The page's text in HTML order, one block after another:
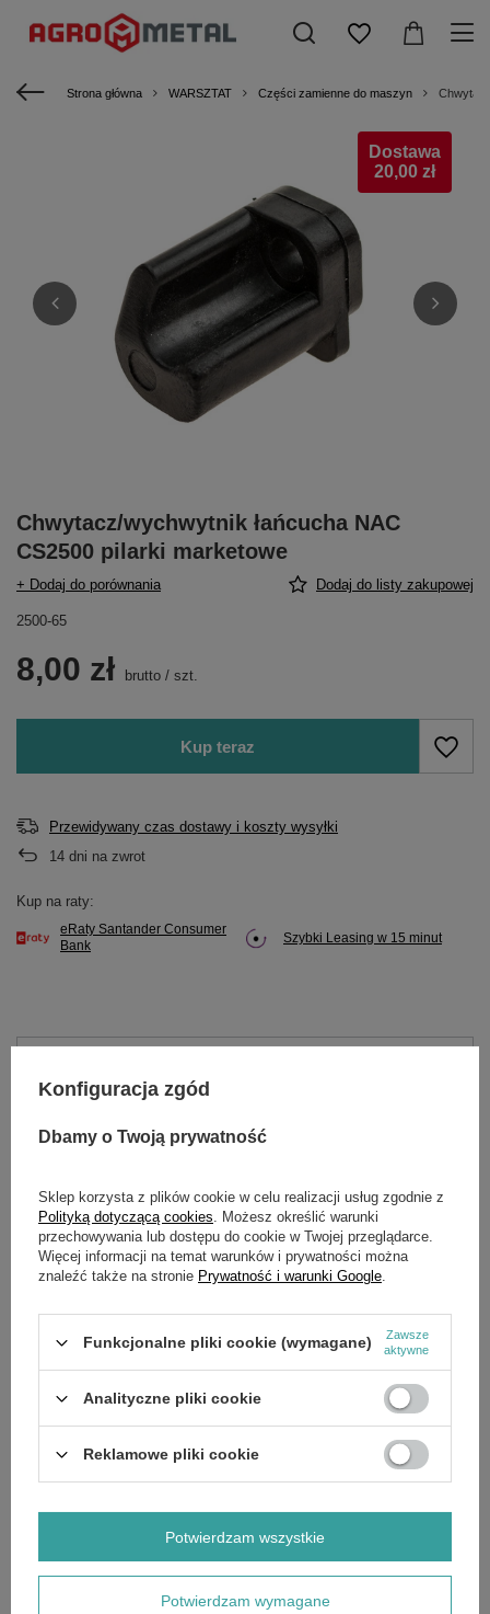
Strona główna WARSZTAT Części zamienne do maszyn
Dostawa
20,00 zł
Chwytacz/wychwytnik łańcucha NAC
CS2500 pilarki marketowe
+ Dodaj do porównania Dodaj do listy zakupowej
2500-65
8,00 zł brutto / szt.
Kup teraz
Przewidywany czas dostawy i koszty wysyłki
14 dni na zwrot
Kup na raty:
eRaty Santander Consumer
Bank
Szybki Leasing w 15 minut
Zadaj pytanie a my odpowiemy niezwłocznie,
SZCZEGÓŁOWE DANE
Marka Cedrus
Symbol 010106
OPINIE (0)
OSTATNIO OGLĄDANE
Konfiguracja zgód
Dbamy o Twoją prywatność
Sklep korzysta z plików cookie w celu realizacji usług zgodnie z
Polityką dotyczącą cookies . Możesz określić warunki
przechowywania lub dostępu do cookie w Twojej przeglądarce.
Więcej informacji na temat warunków i prywatności można
znaleźć także na stronie Prywatność i warunki Google
Funkcjonalne pliki cookie (wymagane)
Zawsze
aktywne
Analityczne pliki cookie
Reklamowe pliki cookie
Potwierdzam wymagane
Potwierdzam wszystkie